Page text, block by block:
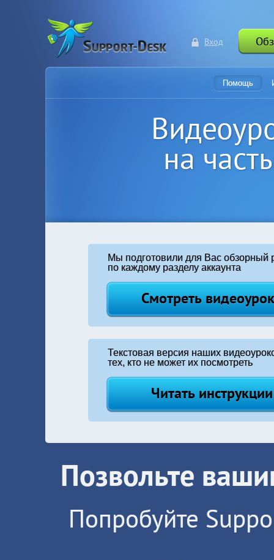
Вход
Помощь
на
Мы подготовили для Вас обзорный
по каждому разделу аккаунта
Текстовая версия наших
тех, кто не может их посмотреть
Позвольте
Попробуйте